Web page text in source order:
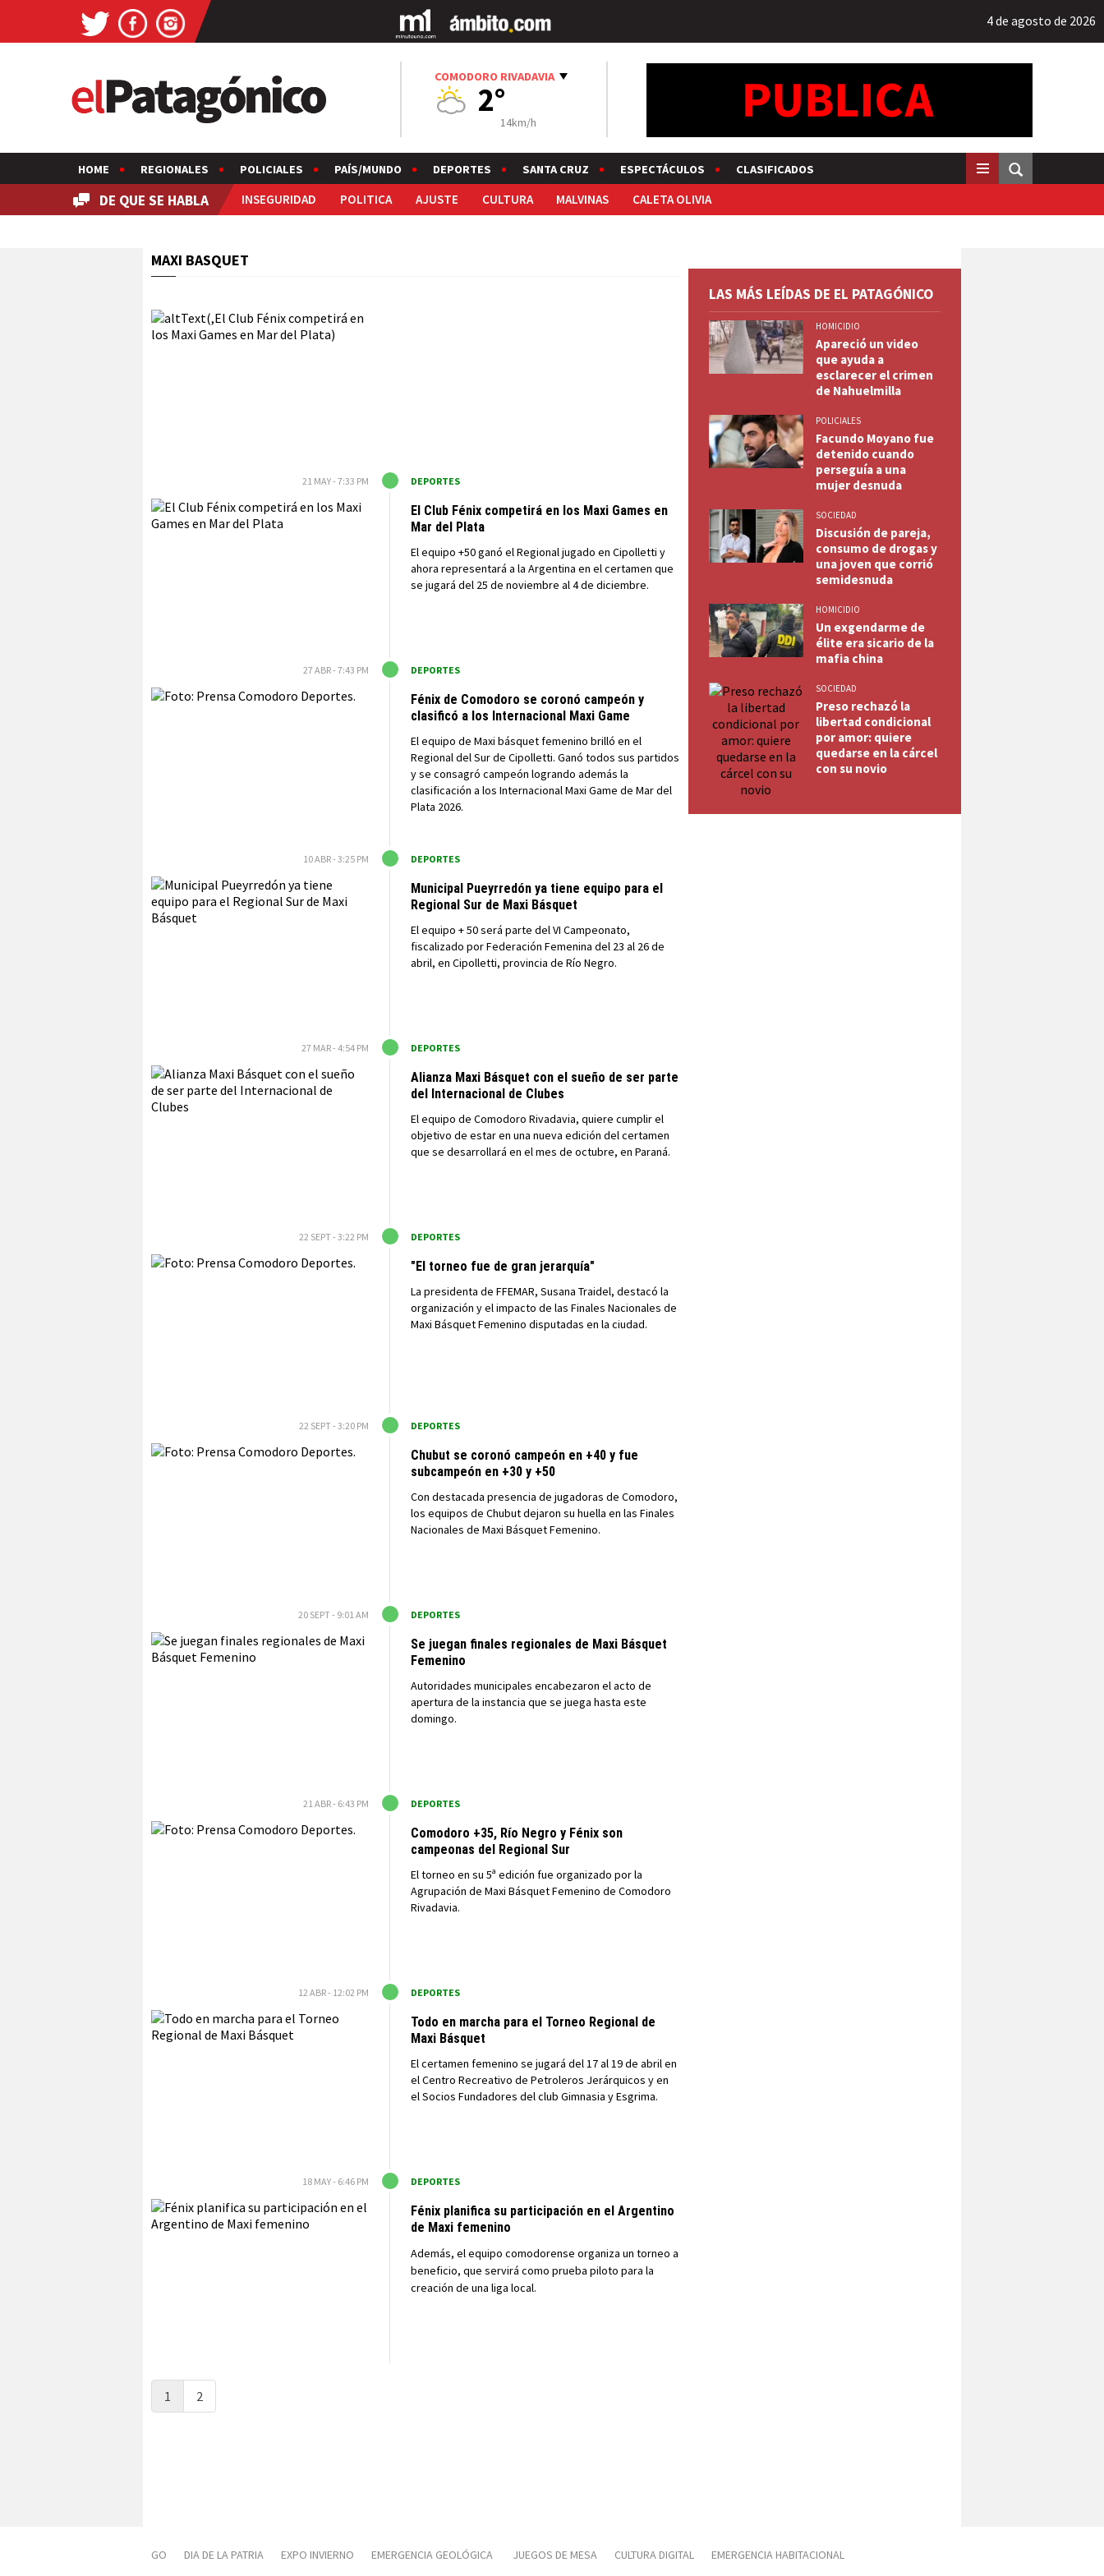
4 de agosto de 2026
COMODORO RIVADAVIA
2°
14km/h
HOME REGIONALES POLICIALES PAÍS/MUNDO DEPORTES SANTA CRUZ ESPECTÁCULOS CLASIFICADOS
DE QUE SE HABLA INSEGURIDAD POLITICA AJUSTE CULTURA MALVINAS CALETA OLIVIA
MAXI BASQUET
21 MAY - 7:33 PM DEPORTES
El Club Fénix competirá en los Maxi Games en
Mar del Plata
El equipo +50 ganó el Regional jugado en Cipolletti y
ahora representará a la Argentina en el certamen que
se jugará del 25 de noviembre al 4 de diciembre.
27 ABR - 7:43 PM DEPORTES
Fénix de Comodoro se coronó campeón y
clasificó a los Internacional Maxi Game
El equipo de Maxi básquet femenino brilló en el
Regional del Sur de Cipolletti. Ganó todos sus partidos
y se consagró campeón logrando además la
clasificación a los Internacional Maxi Game de Mar del
Plata 2026.
10 ABR - 3:25 PM DEPORTES
Municipal Pueyrredón ya tiene equipo para el
Regional Sur de Maxi Básquet
El equipo + 50 será parte del VI Campeonato,
fiscalizado por Federación Femenina del 23 al 26 de
abril, en Cipolletti, provincia de Río Negro.
27 MAR - 4:54 PM DEPORTES
Alianza Maxi Básquet con el sueño de ser parte
del Internacional de Clubes
El equipo de Comodoro Rivadavia, quiere cumplir el
objetivo de estar en una nueva edición del certamen
que se desarrollará en el mes de octubre, en Paraná.
22 SEPT - 3:22 PM DEPORTES
"El torneo fue de gran jerarquía"
La presidenta de FFEMAR, Susana Traidel, destacó la
organización y el impacto de las Finales Nacionales de
Maxi Básquet Femenino disputadas en la ciudad.
22 SEPT - 3:20 PM DEPORTES
Chubut se coronó campeón en +40 y fue
subcampeón en +30 y +50
Con destacada presencia de jugadoras de Comodoro,
los equipos de Chubut dejaron su huella en las Finales
Nacionales de Maxi Básquet Femenino.
20 SEPT - 9:01 AM DEPORTES
Se juegan finales regionales de Maxi Básquet
Femenino
Autoridades municipales encabezaron el acto de
apertura de la instancia que se juega hasta este
domingo.
21 ABR - 6:43 PM DEPORTES
Comodoro +35, Río Negro y Fénix son
campeonas del Regional Sur
El torneo en su 5ª edición fue organizado por la
Agrupación de Maxi Básquet Femenino de Comodoro
Rivadavia.
12 ABR - 12:02 PM DEPORTES
Todo en marcha para el Torneo Regional de
Maxi Básquet
El certamen femenino se jugará del 17 al 19 de abril en
el Centro Recreativo de Petroleros Jerárquicos y en
el Socios Fundadores del club Gimnasia y Esgrima.
18 MAY - 6:46 PM DEPORTES
Fénix planifica su participación en el Argentino
de Maxi femenino
Además, el equipo comodorense organiza un torneo a
beneficio, que servirá como prueba piloto para la
creación de una liga local.
1 2
LAS MÁS LEÍDAS DE EL PATAGÓNICO
HOMICIDIO
Apareció un video
que ayuda a
esclarecer el crimen
de Nahuelmilla
POLICIALES
Facundo Moyano fue
detenido cuando
perseguía a una
mujer desnuda
SOCIEDAD
Discusión de pareja,
consumo de drogas y
una joven que corrió
semidesnuda
HOMICIDIO
Un exgendarme de
élite era sicario de la
mafia china
SOCIEDAD
Preso rechazó la
libertad condicional
por amor: quiere
quedarse en la cárcel
con su novio
GO DIA DE LA PATRIA EXPO INVIERNO EMERGENCIA GEOLÓGICA JUEGOS DE MESA CULTURA DIGITAL EMERGENCIA HABITACIONAL